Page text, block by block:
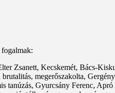
Zsanett, Kecskemét, Bács-
brutalitás, megerőszakolta,
tanúzás, Gyurcsány Ferenc,